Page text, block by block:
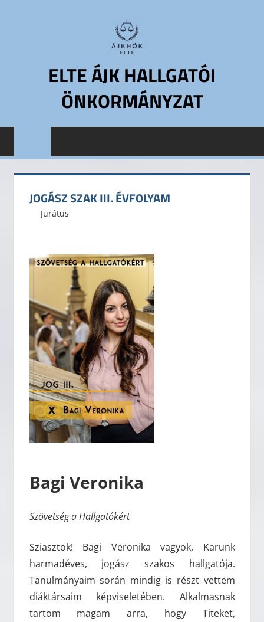
ELTE ÁJK HALLGATÓI
ÖNKORMÁNYZAT
Jogtudományi
Hallgatói
Önkormányzat
HÖK
JOGÁSZ SZAK III. ÉVFOLYAM
2016. március 31.
ELTE ÁJK HÖK
Jurátus
Bagi Veronika
Szövetség a Hallgatókért
Sziasztok! Bagi Veronika vagyok, Karunk
harmadéves, jogász szakos hallgatója.
Tanulmányaim során mindig is részt vettem
diáktársaim képviseletében. Alkalmasnak
tartom magam arra, hogy Titeket,